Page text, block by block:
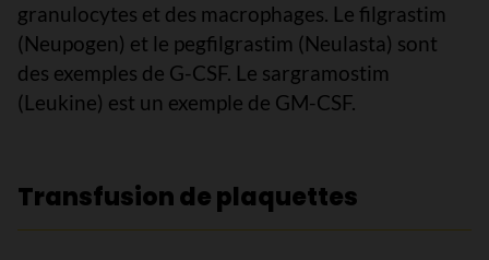
granulocytes et des macrophages. Le filgrastim
(Neupogen) et le pegfilgrastim (Neulasta) sont
des exemples de G-CSF. Le sargramostim
(Leukine) est un exemple de GM-CSF.
Transfusion de plaquettes